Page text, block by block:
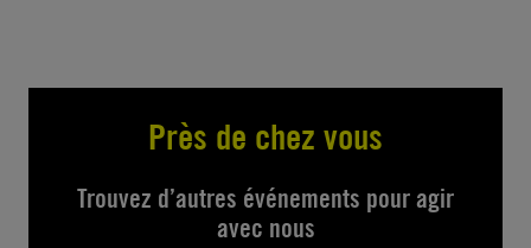
Près de chez vous
Trouvez d’autres événements pour agir
avec nous